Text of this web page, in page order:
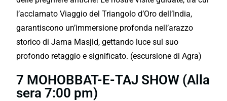
l’acclamato Viaggio del Triangolo d’Oro dell’India,
garantiscono un’immersione profonda nell’arazzo
storico di Jama Masjid, gettando luce sul suo
profondo retaggio e significato. (escursione di Agra)
7 MOHOBBAT-E-TAJ SHOW (Alla
sera 7:00 pm)